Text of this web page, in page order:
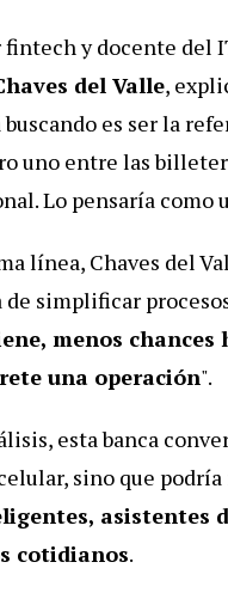
y docente del
del Valle,
buscando es ser la
uno entre las
Lo pensaría como
línea, Chaves del
simplificar
menos chances
una operación".
esta banca
sino que podría
asistentes
cotidianos.